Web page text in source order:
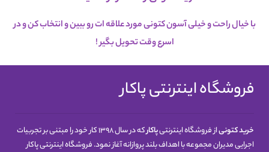
با خیال راحت و خیلی آسون کتونی مورد علاقه ات رو ببین و انتخاب کن و در
اسرعوقت تحویل بگیر !
فروشگاه اینترنتی پاکار
خرید کتونیاز فروشگاه اینترنتیپاکار
که در سال 1398 کار خود را مبتنی بر تجربیات
اجرایی مدیران مجموعه با اهداف بلند پروازانه آغاز نمود. فروشگاه اینترنتی پاکار